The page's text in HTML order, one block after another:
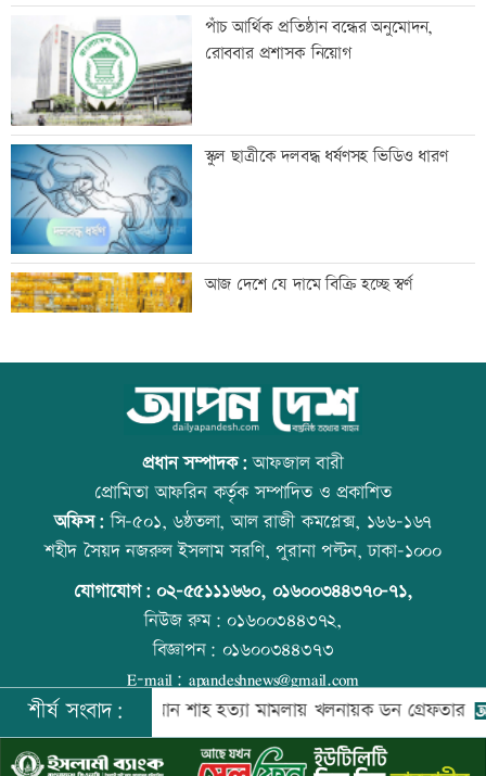
আদিবাসী দিবসে রাঙামাটিতে বর্ণাঢ্য
শোভাযাত্রা
জেট ফুয়েলের দাম বাড়ল
শোকাহত মেসিকে ডি পলের গোল উৎসর্গ
নোয়াখালী-লক্ষ্মীপুরে সরবরাহ বন্ধ
সালমান শাহ হত্যা মামলায় ডন গ্রেফতার
মাছ লুটের ঘটনায় আ.লীগ নেতার বিরুদ্ধে
সংবাদ সম্মেলন
পাঁচ আর্থিক প্রতিষ্ঠান বন্ধের অনুমোদন,
রোববার প্রশাসক নিয়োগ
স্কুল ছাত্রীকে দলবদ্ধ ধর্ষণসহ ভিডিও ধারণ
আজ দেশে যে দামে বিক্রি হচ্ছে স্বর্ণ
আজ বিশ্ব বন্ধু দিবস
কোরআন-হাদিসে নামাজ না পড়ার শাস্তি
আজ স্বর্ণ-রুপা যে দামে বিক্রি হচ্ছে
প্রধান সম্পাদক:আফজাল বারী
প্রোমিতা আফরিন কর্তৃক সম্পাদিত ও প্রকাশিত
অফিস:সি-৫০১, ৬ষ্ঠতলা, আল রাজী কমপ্লেক্স, ১৬৬-১৬৭
শহীদ সৈয়দ নজরুল ইসলাম সরণি, পুরানা পল্টন, ঢাকা-১০০০
যোগাযোগ: ০২-৫৫১১১৬৬০, ০১৬০০৩৪৪৩৭০-৭১,
নিউজ রুম:০১৬০০৩৪৪৩৭২,
বিজ্ঞাপন: ০১৬০০৩৪৪৩৭৩
E-mail: apandeshnews@gmail.com
©২০২৬ |আপন দেশ ডটকমকর্তৃক সর্বসত্ব ® সংরক্ষিত | উন্নয়নে
ইমিথমেকারস.কম
শীর্ষ সংবাদ:
সালমান শাহ হত্যা মামলায় খলনায়ক ডন গ্রেফতার